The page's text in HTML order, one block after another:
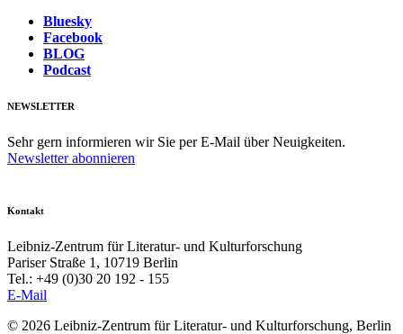
Bluesky
Facebook
BLOG
Podcast
NEWSLETTER
Sehr gern informieren wir Sie per E-Mail über Neuigkeiten.
Newsletter abonnieren
Kontakt
Leibniz-Zentrum für Literatur- und Kulturforschung
Pariser Straße 1, 10719 Berlin
Tel.: +49 (0)30 20 192 - 155
E-Mail
© 2026 Leibniz-Zentrum für Literatur- und Kulturforschung, Berlin